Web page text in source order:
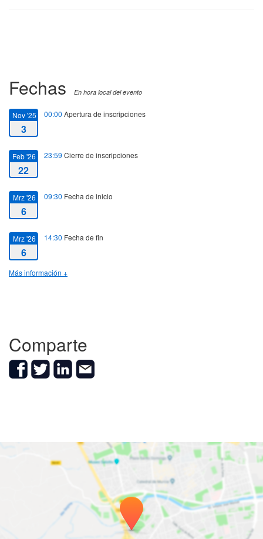
Fechas En hora local del evento
Nov '25
3
00:00 Apertura de inscripciones
Feb '26
22
23:59 Cierre de inscripciones
Mrz '26
6
09:30 Fecha de inicio
Mrz '26
6
14:30 Fecha de fin
Más información +
Comparte